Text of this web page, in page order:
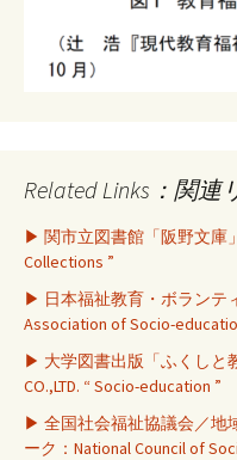
Related Links：関連
▶ 関市立図書館「阪野文庫
Collections ”
▶ 日本福祉教育・ボランテ
Association of Socio-
▶ 大学図書出版「ふくしと教
CO.,LTD. “ Socio-education ”
▶ 全国社会福祉協議会／地
ーク：National Council of